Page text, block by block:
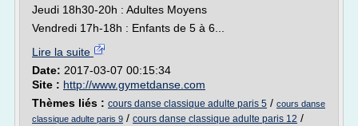
Jeudi 18h30-20h : Adultes Moyens
Vendredi 17h-18h : Enfants de 5 à 6...
Lire la suite
Date: 2017-03-07 00:15:34
Site : http://www.gymetdanse.com
Thèmes liés : cours danse classique adulte paris 5 / cours danse
classique adulte paris 9 / cours danse classique adulte paris 12 /